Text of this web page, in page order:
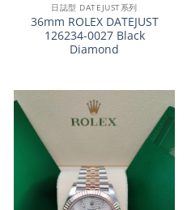
日誌型 DATEJUST系列
36mm ROLEX DATEJUST
126234-0027 Black
Diamond